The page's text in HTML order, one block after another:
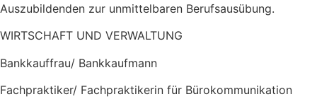
Auszubildenden zur unmittelbaren Berufsausübung.
WIRTSCHAFT UND VERWALTUNG
Bankkauffrau/ Bankkaufmann
Fachpraktiker/ Fachpraktikerin für Bürokommunikation